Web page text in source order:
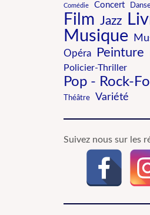
Comédie Concert
Film Jazz
Musique
Opéra Peinture
Policier-Thriller
Pop - Rock-
Théâtre Variété
Suivez nous sur les